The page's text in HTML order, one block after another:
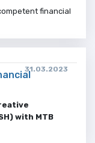
financial
31.03.2023
with MTB